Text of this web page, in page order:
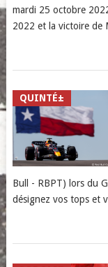
mardi 25 octobre
2022 et la victoire de
QUINTÉ±
Bull - RBPT) lors du
désignez vos tops et